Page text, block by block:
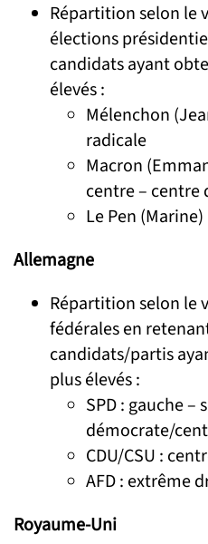
Répartition selon le
élections
candidats ayant
élevés :
Mélenchon
radicale
Macron
centre – centre
Le Pen
Allemagne
Répartition selon le
fédérales en
candidats/partis
plus élevés :
SPD : gauche –
démocrate/
CDU/CSU :
AFD : extrême
Royaume-Uni